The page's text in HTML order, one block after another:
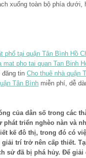
xuống toàn bộ phía dưới,
phố tại quận Tân Bình Hồ
mat pho tai quan Tan Binh
đăng tin Cho thuê nhà quận
Tân Bình miễn phí, dễ
của dân số trong các
phát triển nghèo nàn và
kế đô thị, trong đó có
trí trở nên cấp thiết.
sử đã bị phá hủy. Để giải